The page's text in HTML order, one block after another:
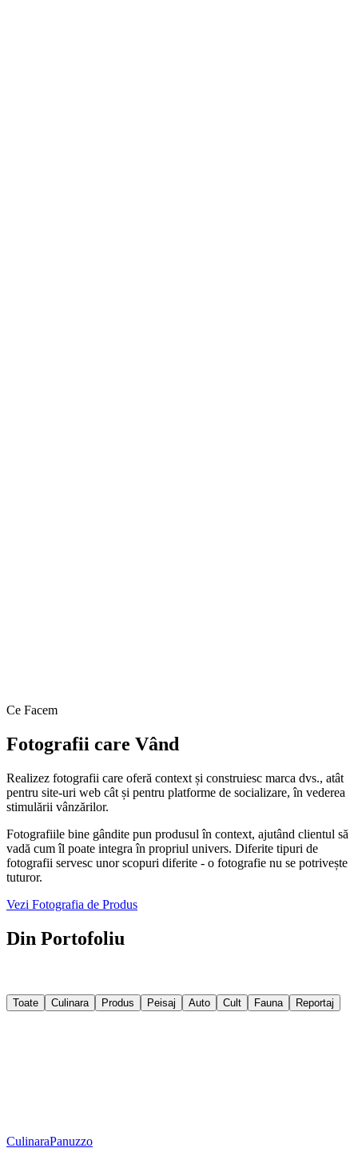
Ce Facem
Fotografii care Vând
Realizez fotografii care oferă context și construiesc marca dvs., atât
pentru site-uri web cât și pentru platforme de socializare, în vederea
stimulării vânzărilor.
Fotografiile bine gândite pun produsul în context, ajutând clientul să
vadă cum îl poate integra în propriul univers. Diferite tipuri de
fotografii servesc unor scopuri diferite - o fotografie nu se potrivește
tuturor.
Vezi Fotografia de Produs
Din Portofoliu
Toate Culinara Produs Peisaj Auto Cult Fauna Reportaj
CulinaraPanuzzo